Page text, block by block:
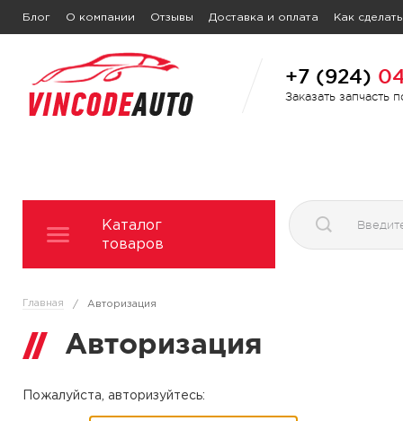
Блог О компании Отзывы Доставка и оплата Как
+7 (924)
Заказать запчасть
Каталог
товаров
Главная / Авторизация
Авторизация
Пожалуйста, авторизуйтесь: